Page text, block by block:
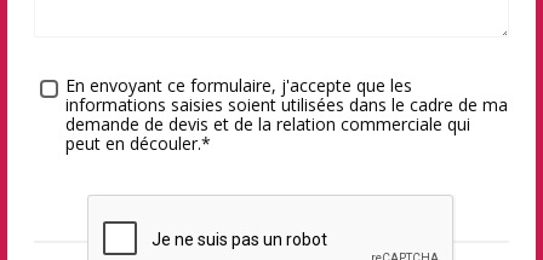
Traitement des données *
En envoyant ce formulaire, j'accepte que les
informations saisies soient utilisées dans le cadre de ma
demande de devis et de la relation commerciale qui
peut en découler.*